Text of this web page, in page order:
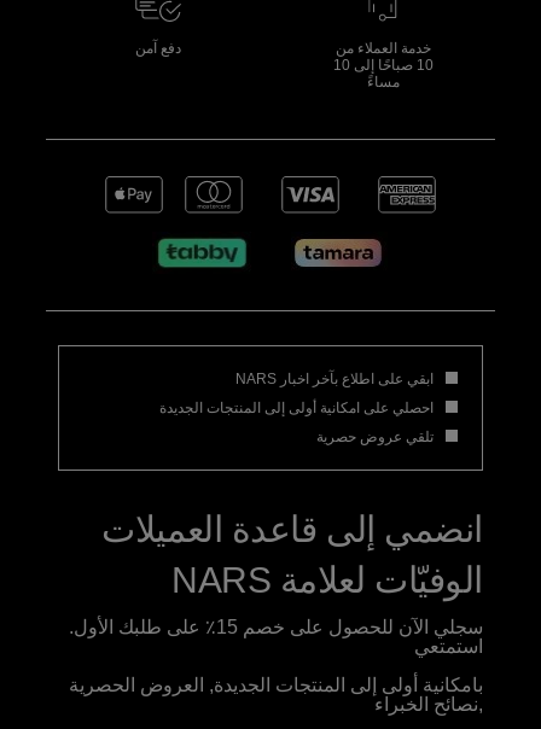
خدمة العملاء من
10 صباحًا إلى 10
مساءً
دفع آمن
ابقي على اطلاع بآخر اخبار NARS
احصلي على امكانية أولى إلى المنتجات الجديدة
تلقي عروض حصرية
انضمي إلى قاعدة العميلات
الوفيّات لعلامة NARS
سجلي الآن للحصول على خصم 15٪ على طلبك الأول.
استمتعي
بامكانية أولى إلى المنتجات الجديدة, العروض الحصرية
,نصائح الخبراء